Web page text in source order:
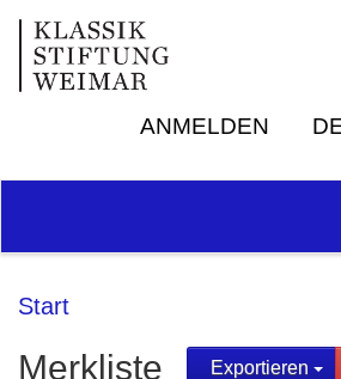
ANMELDEN
Start
Exportieren
Merkliste